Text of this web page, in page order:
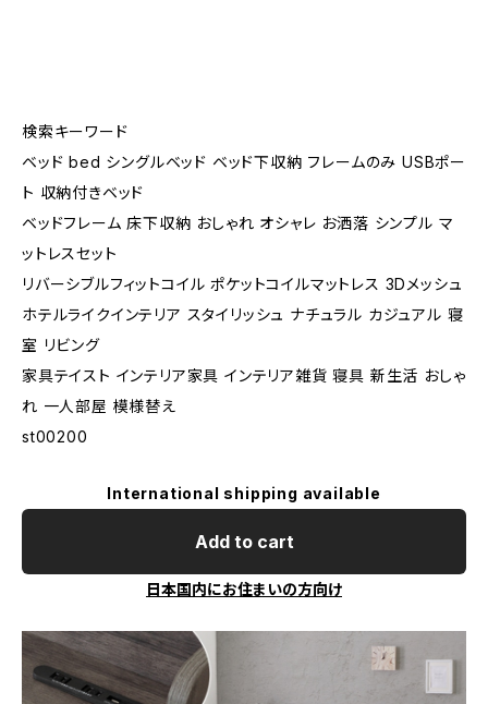
検索キーワード
ベッド bed シングルベッド ベッド下収納 フレームのみ USBポー
ト 収納付きベッド
ベッドフレーム 床下収納 おしゃれ オシャレ お洒落 シンプル マ
ットレスセット
リバーシブルフィットコイル ポケットコイルマットレス 3Dメッシュ
ホテルライクインテリア スタイリッシュ ナチュラル カジュアル 寝
室 リビング
家具テイスト インテリア家具 インテリア雑貨 寝具 新生活 おしゃ
れ 一人部屋 模様替え
st00200
International shipping available
Add to cart
日本国内にお住まいの方向け